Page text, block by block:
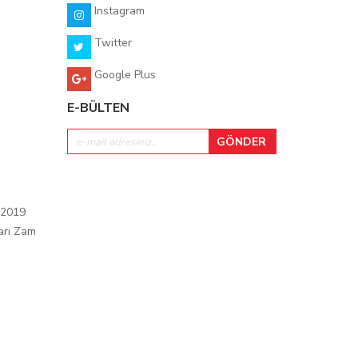
Zam
Instagram
Twitter
Google Plus
E-BÜLTEN